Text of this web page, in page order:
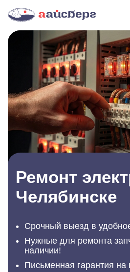
Ремонт
Челябинске
Срочный выезд в
Нужные для ремонта
наличии!
Письменная гарантия на